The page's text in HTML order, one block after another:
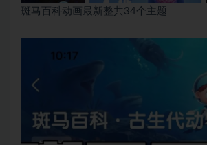
斑马百科动画最新整共34个主题